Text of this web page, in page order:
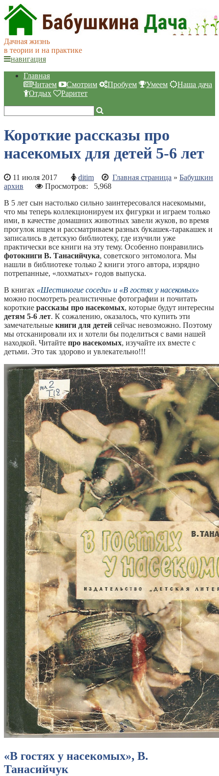
Дачная жизнь
в теории и на практике
навигация
Главная
Читаем
Смотрим Пробуем Умеем
Наша дача
Отдых
Раритет
Короткие рассказы про
насекомых для детей 5-6 лет
11 июля 2017 ditim Главная страница » Бабушкин
архив
Просмотров: 5,968
В 5 лет сын настолько сильно заинтересовался насекомыми,
что мы теперь коллекционируем их фигурки и играем только
ими, в качестве домашних животных завели жуков, во время
прогулок ищем и рассматриваем разных букашек-таракашек и
записались в детскую библиотеку, где изучили уже
практически все книги на эту тему. Особенно понравились
фотокниги В. Танасийчука, советского энтомолога. Мы
нашли в библиотеке только 2 книги этого автора, изрядно
потрепанные, «лохматых» годов выпуска.
В книгах «Шестиногие соседи» и «В гостях у насекомых»
можно посмотреть реалистичные фотографии и почитать
короткие рассказы про насекомых, которые будут интересны
детям 5-6 лет. К сожалению, оказалось, что купить эти
замечательные книги для детей сейчас невозможно. Поэтому
мы отсканировали их и хотели бы поделиться с вами нашей
находкой. Читайте про насекомых, изучайте их вместе с
детьми. Это так здорово и увлекательно!!!
«В гостях у насекомых», В.
Танасийчук